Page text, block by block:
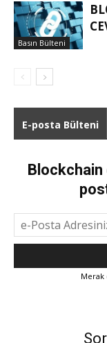
Basın Bülteni
E-posta Bülteni
Merak